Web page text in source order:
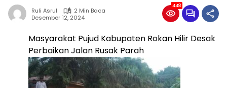
Ruli Asrul
2 Min Baca
Desember 12, 2024
448
Masyarakat Pujud Kabupaten Rokan Hilir Desak
Perbaikan Jalan Rusak Parah